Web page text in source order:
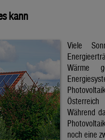
kann
Viele
Wärme
Während
noch eine